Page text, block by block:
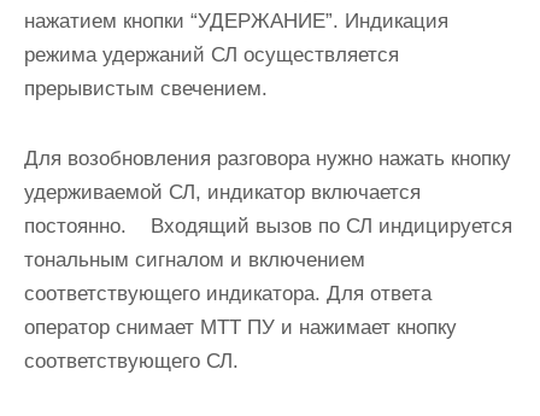
нажатием кнопки “УДЕРЖАНИЕ”. Индикация
режима удержаний СЛ осуществляется
прерывистым свечением.
Для возобновления разговора нужно нажать кнопку
удерживаемой СЛ, индикатор включается
постоянно. Входящий вызов по СЛ индицируется
тональным сигналом и включением
соответствующего индикатора. Для ответа
оператор снимает МТТ ПУ и нажимает кнопку
соответствующего СЛ.